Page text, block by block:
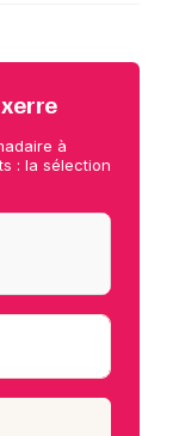
à
: la sélection